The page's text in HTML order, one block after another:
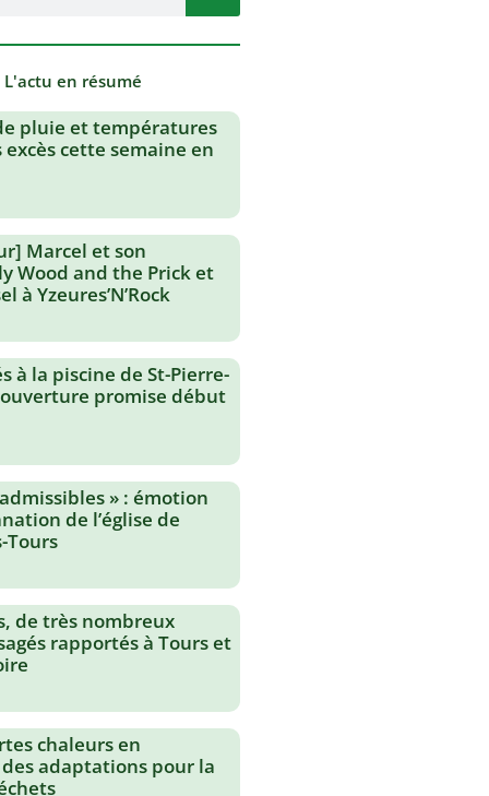
en résumé
pluie et températures
excès cette semaine en
Marcel et son
Wood and the Prick et
à Yzeures’N’Rock
à la piscine de St-Pierre-
promise début
» : émotion
de l’église de
Tours
de très nombreux
rapportés à Tours et
chaleurs en
adaptations pour la